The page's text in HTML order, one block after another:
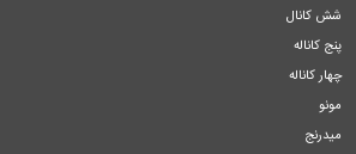
شش کانال
پنج کاناله
چهار کاناله
مونو
میدرنج